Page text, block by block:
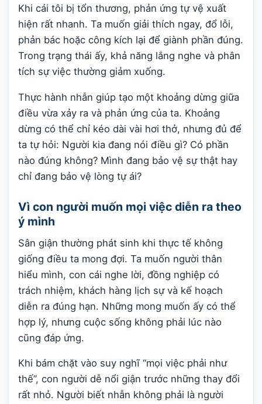
Khi cái tôi bị tổn thương, phản ứng tự vệ xuất
hiện rất nhanh. Ta muốn giải thích ngay, đổ lỗi,
phản bác hoặc công kích lại để giành phần đúng.
Trong trạng thái ấy, khả năng lắng nghe và phân
tích sự việc thường giảm xuống.
Thực hành nhẫn giúp tạo một khoảng dừng giữa
điều vừa xảy ra và phản ứng của ta. Khoảng
dừng có thể chỉ kéo dài vài hơi thở, nhưng đủ để
ta tự hỏi: Người kia đang nói điều gì? Có phần
nào đúng không? Mình đang bảo vệ sự thật hay
chỉ đang bảo vệ lòng tự ái?
Vì con người muốn mọi việc diễn ra theo
ý mình
Sân giận thường phát sinh khi thực tế không
giống điều ta mong đợi. Ta muốn người thân
hiểu mình, con cái nghe lời, đồng nghiệp có
trách nhiệm, khách hàng lịch sự và kế hoạch
diễn ra đúng hạn. Những mong muốn ấy có thể
hợp lý, nhưng cuộc sống không phải lúc nào
cũng đáp ứng.
Khi bám chặt vào suy nghĩ “mọi việc phải như
thế”, con người dễ nổi giận trước những thay đổi
rất nhỏ. Người biết nhẫn không phải là người